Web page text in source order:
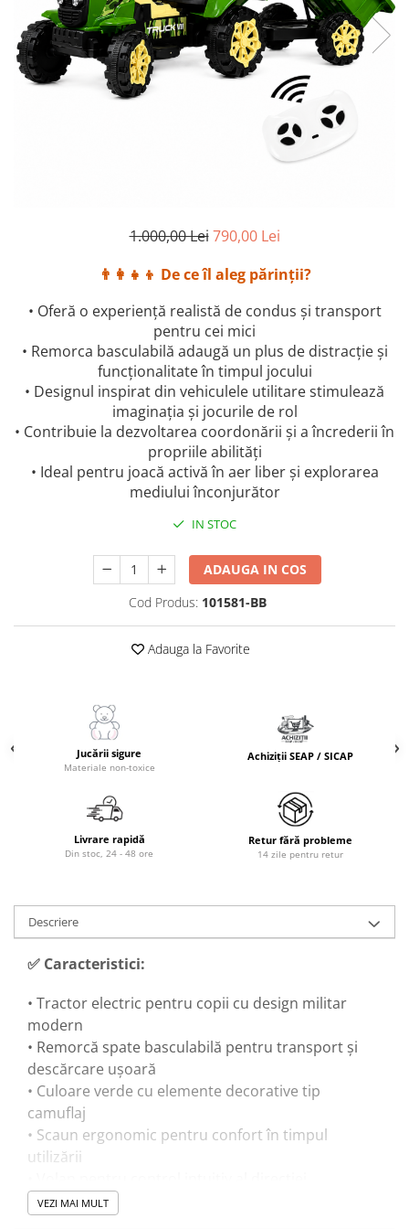
1.000,00 Lei 790,00 Lei
👨‍👩‍👧‍👦 De ce îl aleg părinții?
• Oferă o experiență realistă de condus și transport
pentru cei mici
• Remorca basculabilă adaugă un plus de distracție și
funcționalitate în timpul jocului
• Designul inspirat din vehiculele utilitare stimulează
imaginația și jocurile de rol
• Contribuie la dezvoltarea coordonării și a încrederii în
propriile abilități
• Ideal pentru joacă activă în aer liber și explorarea
mediului înconjurător
IN STOC
ADAUGA IN COS
Cod Produs: 101581-BB
Adauga la Favorite
Jucării sigure
Materiale non-toxice
Achiziții SEAP / SICAP
Livrare rapidă
Din stoc, 24 - 48 ore
Retur fără probleme
14 zile pentru retur
Descriere
✅ Caracteristici:
• Tractor electric pentru copii cu design militar
modern
• Remorcă spate basculabilă pentru transport și
descărcare ușoară
• Culoare verde cu elemente decorative tip
camuflaj
• Scaun ergonomic pentru confort în timpul
utilizării
• Faruri frontale integrate în design
• Roți cu profil pronunțat pentru stabilitate și
VEZI MAI MULT